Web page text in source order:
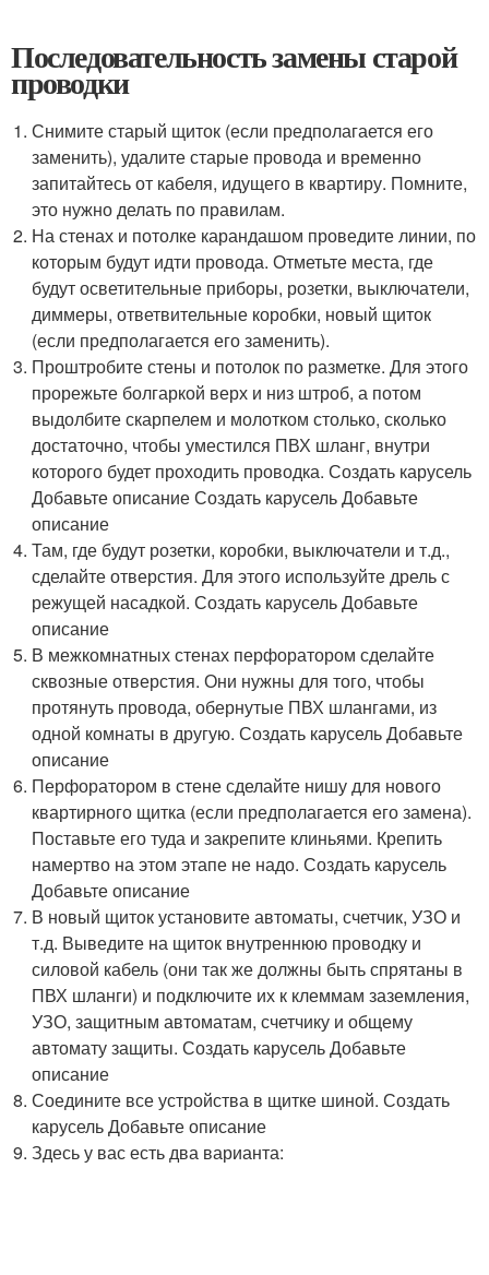
Последовательность замены старой
проводки
Снимите старый щиток (если предполагается его
заменить), удалите старые провода и временно
запитайтесь от кабеля, идущего в квартиру. Помните,
это нужно делать по правилам.
На стенах и потолке карандашом проведите линии, по
которым будут идти провода. Отметьте места, где
будут осветительные приборы, розетки, выключатели,
диммеры, ответвительные коробки, новый щиток
(если предполагается его заменить).
Проштробите стены и потолок по разметке. Для этого
прорежьте болгаркой верх и низ штроб, а потом
выдолбите скарпелем и молотком столько, сколько
достаточно, чтобы уместился ПВХ шланг, внутри
которого будет проходить проводка. Создать карусель
Добавьте описание Создать карусель Добавьте
описание
Там, где будут розетки, коробки, выключатели и т.д.,
сделайте отверстия. Для этого используйте дрель с
режущей насадкой. Создать карусель Добавьте
описание
В межкомнатных стенах перфоратором сделайте
сквозные отверстия. Они нужны для того, чтобы
протянуть провода, обернутые ПВХ шлангами, из
одной комнаты в другую. Создать карусель Добавьте
описание
Перфоратором в стене сделайте нишу для нового
квартирного щитка (если предполагается его замена).
Поставьте его туда и закрепите клиньями. Крепить
намертво на этом этапе не надо. Создать карусель
Добавьте описание
В новый щиток установите автоматы, счетчик, УЗО и
т.д. Выведите на щиток внутреннюю проводку и
силовой кабель (они так же должны быть спрятаны в
ПВХ шланги) и подключите их к клеммам заземления,
УЗО, защитным автоматам, счетчику и общему
автомату защиты. Создать карусель Добавьте
описание
Соедините все устройства в щитке шиной. Создать
карусель Добавьте описание
Здесь у вас есть два варианта: